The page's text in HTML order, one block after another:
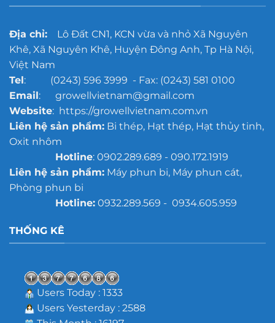
Địa chỉ:Lô Đất CN1, KCN vừa và nhỏ Xã Nguyên
Khê, Xã Nguyên Khê, Huyện Đông Anh, Tp Hà Nội,
Việt Nam
Tel: (0243) 596 3999 - Fax: (0243) 581 0100
Email: growellvietnam@gmail.com
Website: https://growellvietnam.com.vn
Liên hệ sản phẩm:Bi thép, Hạt thép, Hạt thủy tinh,
Oxit nhôm
Hotline: 0902.289.689 - 090.172.1919
Liên hệ sản phẩm:Máy phun bi, Máy phun cát,
Phòng phun bi
Hotline:0932.289.569 - 0934.605.959
THỐNG KÊ
Users Today : 1333
Users Yesterday : 2588